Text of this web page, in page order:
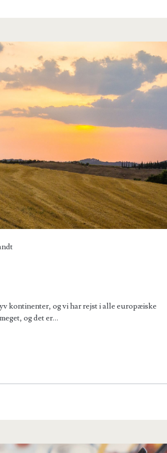
kontinenter, og vi har rejst i alle europæiske
og det er…